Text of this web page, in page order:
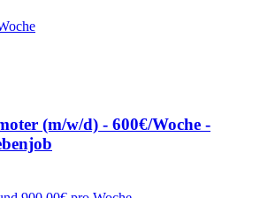
(m/w/d) - 600€/Woche -